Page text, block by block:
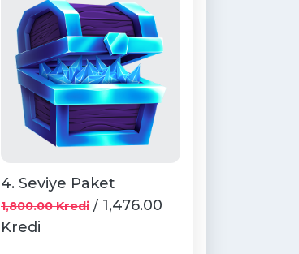
4. Seviye Paket
1,800.00 Kredi / 1,476.00
Kredi